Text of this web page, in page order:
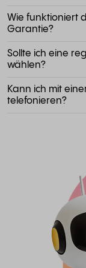
Wie funktioniert
Garantie?
Sollte ich eine
wählen?
Kann ich mit
telefonieren?